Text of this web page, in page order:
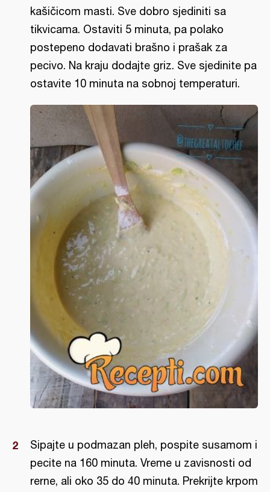
kašičicom masti. Sve dobro sjediniti sa
tikvicama. Ostaviti 5 minuta, pa polako
postepeno dodavati brašno i prašak za
pecivo. Na kraju dodajte griz. Sve sjedinite pa
ostavite 10 minuta na sobnoj temperaturi.
Sipajte u podmazan pleh, pospite susamom i
pecite na 160 minuta. Vreme u zavisnosti od
rerne, ali oko 35 do 40 minuta. Prekrijte krpom